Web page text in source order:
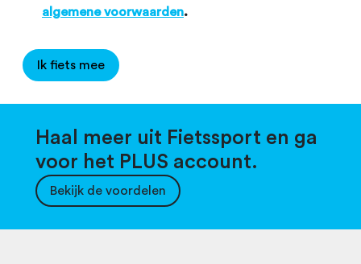
algemene voorwaarden.
Ik fiets mee
Haal meer uit Fietssport en ga
voor het PLUS account.
Bekijk de voordelen